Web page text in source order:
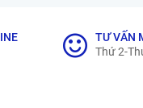
TƯ VẤN
Thứ 2-